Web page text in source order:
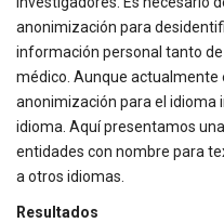
anonimización para
información personal tanto
médico. Aunque actualmente
anonimización para el idioma
idioma. Aquí presentamos
entidades con nombre para
a otros idiomas.
Resultados